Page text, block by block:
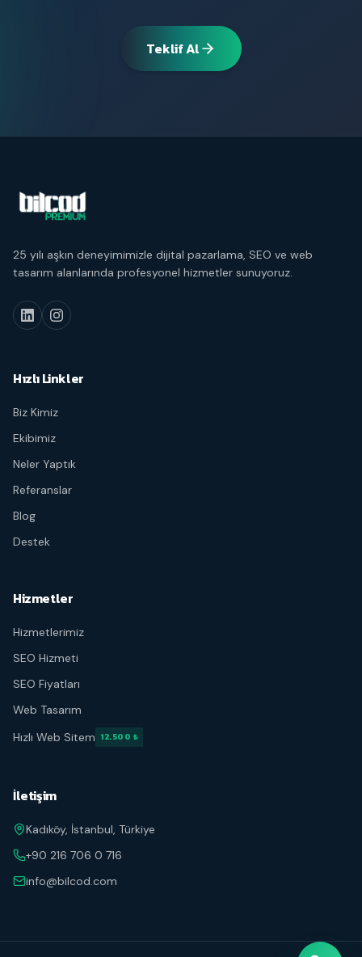
Teklif Al
25 yılı aşkın deneyimimizle dijital pazarlama, SEO ve web
tasarım alanlarında profesyonel hizmetler sunuyoruz.
Hızlı Linkler
Biz Kimiz
Ekibimiz
Neler Yaptık
Referanslar
Blog
Destek
Hizmetler
Hizmetlerimiz
SEO Hizmeti
SEO Fiyatları
Web Tasarım
Hızlı Web Sitem 12.500 ₺
İletişim
Kadıköy, İstanbul, Türkiye
+90 216 706 0 716
info@bilcod.com